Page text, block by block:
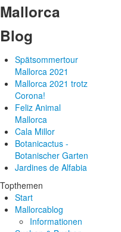
Mallorca
Blog
Spätsommertour
Mallorca 2021
Mallorca 2021 trotz
Corona!
Feliz Animal
Mallorca
Cala Millor
Botanicactus -
Botanischer Garten
Jardines de Alfabia
Topthemen
Start
Mallorcablog
Informationen